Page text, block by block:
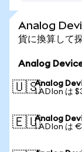
Analog
貨に換算して
Analog
🇺🇸Analog
1 ADIon は
🇪🇺Analog
1 ADIon は